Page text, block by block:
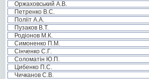
Оржаховський А.В.
Петренко В.С.
Полііт А.А.
Пузаков В.Т.
Родіонов М.К.
Симоненко П.М.
Сінченко С.Г.
Соломатін Ю.П.
Цибенко П.С.
Чичканов С.В.